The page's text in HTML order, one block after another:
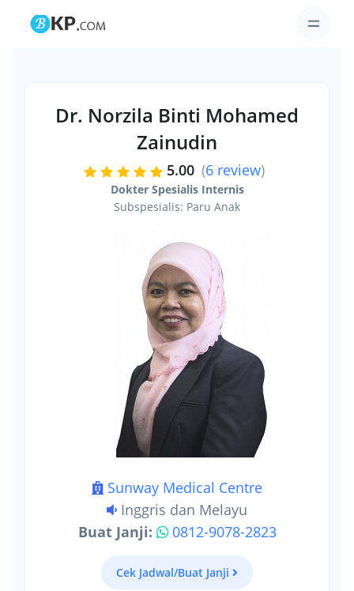
Dr. Norzila Binti Mohamed
Zainudin
5.00 (6 review)
Dokter Spesialis Internis
Subspesialis: Paru Anak
Sunway Medical Centre
Inggris dan Melayu
Buat Janji:
0812-9078-2823
Cek Jadwal/Buat Janji